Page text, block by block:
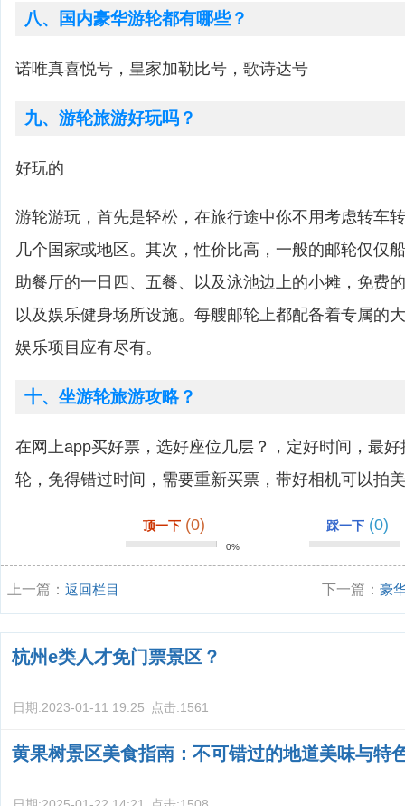
八、国内豪华游轮都有哪些？
诺唯真喜悦号，皇家加勒比号，歌诗达号
九、游轮旅游好玩吗？
好玩的
游轮游玩，首先是轻松，在旅行途中你不用考虑转车
几个国家或地区。其次，性价比高，一般的邮轮仅仅
助餐厅的一日四、五餐、以及泳池边上的小摊，免费
以及娱乐健身场所设施。每艘邮轮上都配备着专属的
娱乐项目应有尽有。
十、坐游轮旅游攻略？
在网上app买好票，选好座位几层？，定好时间，最
轮，免得错过时间，需要重新买票，带好相机可以拍
顶一下 (0)
0%
踩一下 (0)
上一篇： 返回栏目 下一篇：豪
华邮轮区别？
杭州e类人才免门票景区？
日期:2023-01-11 19:25 点击:1561
黄果树景区美食指南：不可错过的地道美味与特